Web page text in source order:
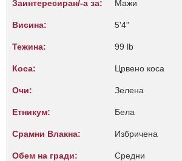
Заинтересиран/-а за: Мажи
Висина: 5'4"
Тежина: 99 lb
Коса: Црвено коса
Очи: Зелена
Етникум: Бела
Срамни Влакна: Избричена
Обем на гради: Средни